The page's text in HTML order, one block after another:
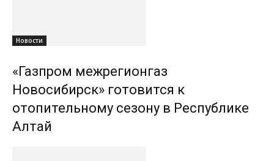
Новости
«Газпром межрегионгаз
Новосибирск» готовится к
отопительному сезону в Республике
Алтай